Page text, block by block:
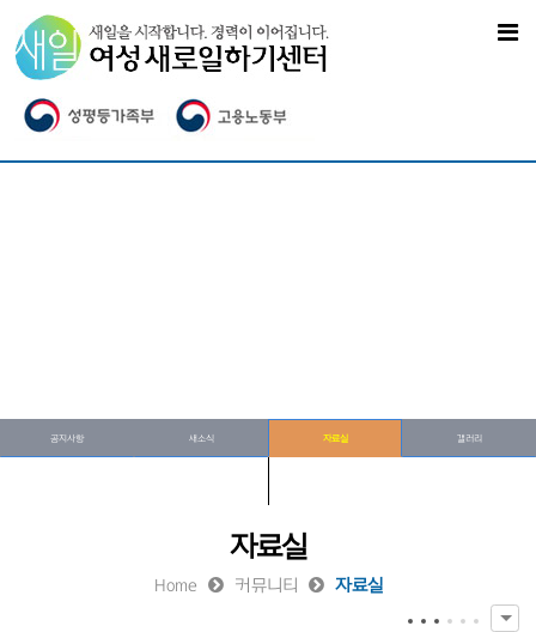
공지사항 새소식 자료실 갤러리
자료실
Home 커뮤니티 자료실